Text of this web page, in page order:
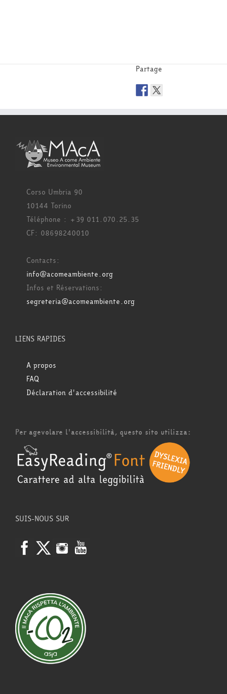
Partage
Corso Umbria 90
10144 Torino
Téléphone : +39 011.070.25.35
CF: 08698240010
Contacts:
info@acomeambiente.org
Infos et Réservations:
segreteria@acomeambiente.org
LIENS RAPIDES
A propos
FAQ
Déclaration d'accessibilité
Per agevolare l'accessibilità, questo sito utilizza:
SUIS-NOUS SUR